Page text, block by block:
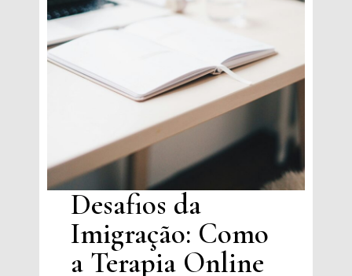
Desafios da
Imigração: Como
a Terapia Online